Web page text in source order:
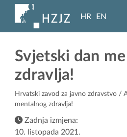
HR EN
Svjetski dan
zdravlja!
Hrvatski zavod za javno zdravstvo /
mentalnog zdravlja!
Zadnja izmjena:
10. listopada 2021.